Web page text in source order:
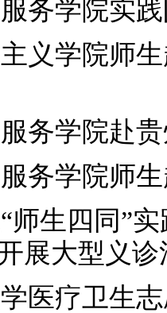
务学院实
义学院师
务学院赴
务学院师
师生四同”
展大型义诊
医疗卫生